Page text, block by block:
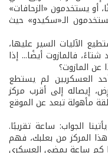
أو يستخدمون «الزحافات»
الـ«سكيدو» حيث
الآليات السير عليها،
فالمازوت أيضًا... إذا
عن المازوت؟
العسكريين لم يستطع
إيصاله إلى أقرب مركز
مأهولة تبعد عن الموقع
الجواب: ساعة تقريبًا.
المركز من بعلبك، فهم
كم ساعة يمضي العسكري